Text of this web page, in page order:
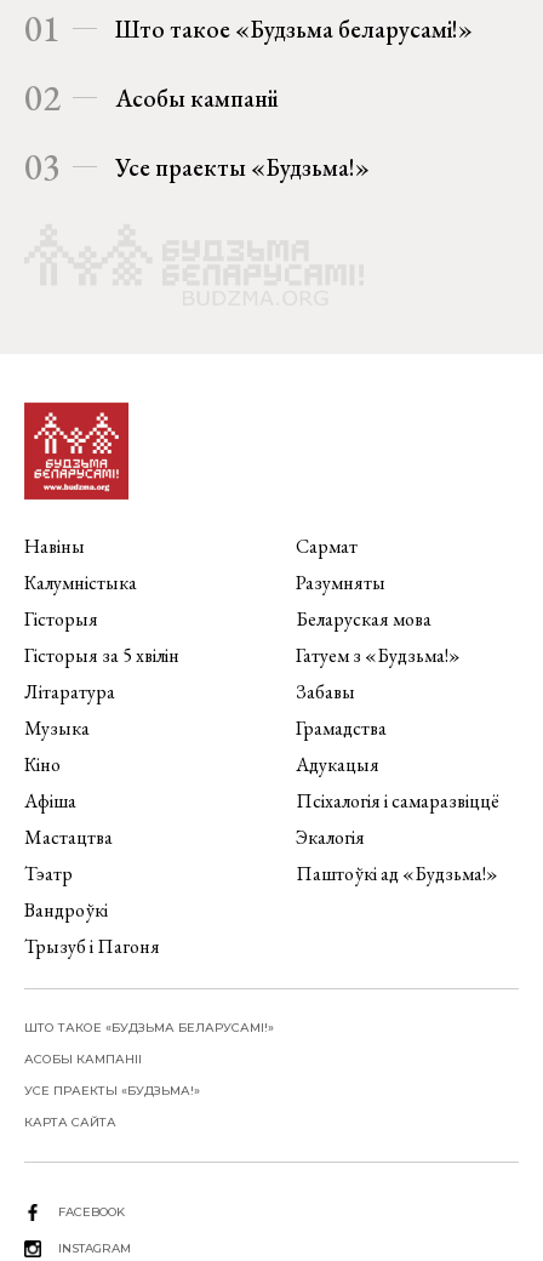
01 Што такое «Будзьма беларусамі!»
02 Асобы кампаніі
03 Усе праекты «Будзьма!»
Навіны
Калумністыка
Гісторыя
Гісторыя за 5 хвілін
Літаратура
Музыка
Кіно
Афіша
Мастацтва
Тэатр
Вандроўкі
Трызуб і Пагоня
Сармат
Разумняты
Беларуская мова
Гатуем з «Будзьма!»
Забавы
Грамадства
Адукацыя
Псіхалогія і самаразвіццё
Экалогія
Паштоўкі ад «Будзьма!»
ШТО ТАКОЕ «БУДЗЬМА БЕЛАРУСАМІ!»
АСОБЫ КАМПАНІІ
УСЕ ПРАЕКТЫ «БУДЗЬМА!»
КАРТА САЙТА
FACEBOOK
INSTAGRAM